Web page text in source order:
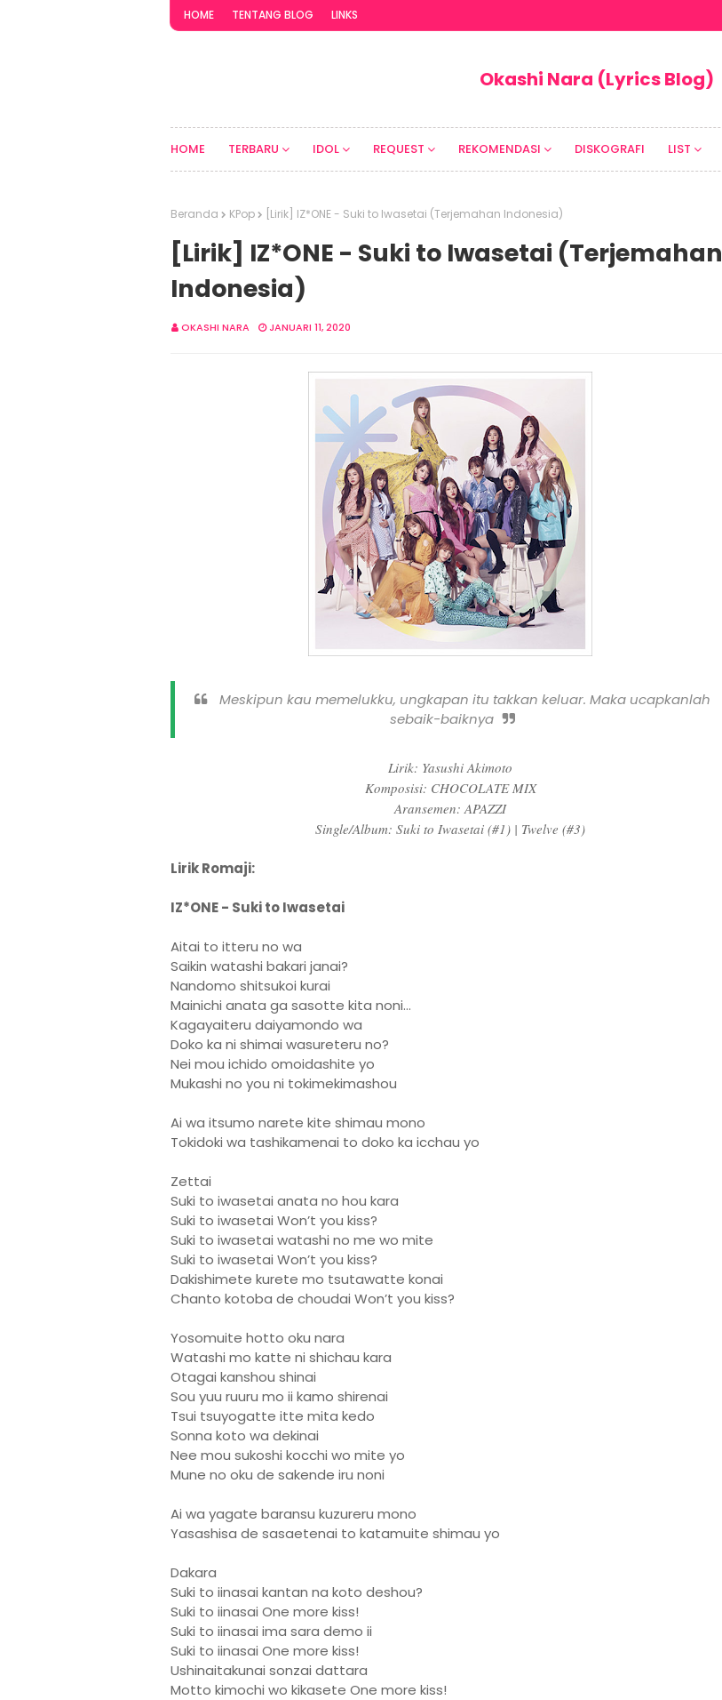
HOME TENTANG BLOG LINKS
Okashi Nara (Lyrics Blog)
HOME TERBARU IDOL REQUEST REKOMENDASI DISKOGRAFI LIST
Beranda KPop [Lirik] IZ*ONE - Suki to Iwasetai (Terjemahan Indonesia)
[Lirik] IZ*ONE - Suki to Iwasetai (Terjemahan
Indonesia)
OKASHI NARA JANUARI 11, 2020
Meskipun kau memelukku, ungkapan itu takkan keluar. Maka ucapkanlah
sebaik-baiknya
Lirik: Yasushi Akimoto
Komposisi: CHOCOLATE MIX
Aransemen: APAZZI
Single/Album: Suki to Iwasetai (#1) | Twelve (#3)
Lirik Romaji:
IZ*ONE - Suki to Iwasetai
Aitai to itteru no wa
Saikin watashi bakari janai?
Nandomo shitsukoi kurai
Mainichi anata ga sasotte kita noni...
Kagayaiteru daiyamondo wa
Doko ka ni shimai wasureteru no?
Nei mou ichido omoidashite yo
Mukashi no you ni tokimekimashou
Ai wa itsumo narete kite shimau mono
Tokidoki wa tashikamenai to doko ka icchau yo
Zettai
Suki to iwasetai anata no hou kara
Suki to iwasetai Won’t you kiss?
Suki to iwasetai watashi no me wo mite
Suki to iwasetai Won’t you kiss?
Dakishimete kurete mo tsutawatte konai
Chanto kotoba de choudai Won’t you kiss?
Yosomuite hotto oku nara
Watashi mo katte ni shichau kara
Otagai kanshou shinai
Sou yuu ruuru mo ii kamo shirenai
Tsui tsuyogatte itte mita kedo
Sonna koto wa dekinai
Nee mou sukoshi kocchi wo mite yo
Mune no oku de sakende iru noni
Ai wa yagate baransu kuzureru mono
Yasashisa de sasaetenai to katamuite shimau yo
Dakara
Suki to iinasai kantan na koto deshou?
Suki to iinasai One more kiss!
Suki to iinasai ima sara demo ii
Suki to iinasai One more kiss!
Ushinaitakunai sonzai dattara
Motto kimochi wo kikasete One more kiss!